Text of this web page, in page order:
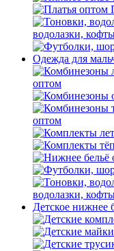
водолазки,
Одежда для
оптом
оптом
водолазки,
Детское нижнее